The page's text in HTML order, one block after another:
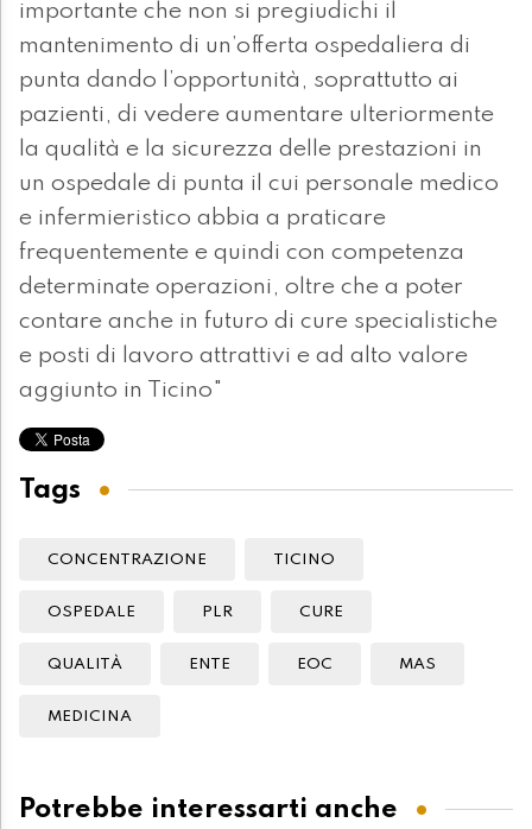
importante che non si pregiudichi il
mantenimento di un’offerta ospedaliera di
punta dando l’opportunità, soprattutto ai
pazienti, di vedere aumentare ulteriormente
la qualità e la sicurezza delle prestazioni in
un ospedale di punta il cui personale medico
e infermieristico abbia a praticare
frequentemente e quindi con competenza
determinate operazioni, oltre che a poter
contare anche in futuro di cure specialistiche
e posti di lavoro attrattivi e ad alto valore
aggiunto in Ticino"
Tags
CONCENTRAZIONE TICINO
OSPEDALE PLR CURE
QUALITÀ ENTE EOC MAS
MEDICINA
Potrebbe interessarti anche